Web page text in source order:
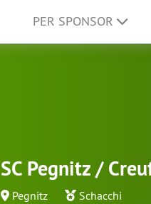
PER SPONSOR
SC Pegnitz /
Pegnitz Schacchi